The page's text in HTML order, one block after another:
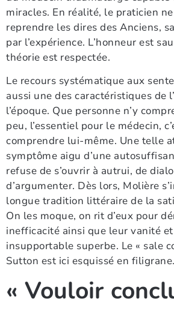
miracles. En réalité, le praticien
reprendre les dires des Anciens,
par l’expérience. L’honneur est
théorie est respectée.
Le recours systématique aux
aussi une des caractéristiques de
l’époque. Que personne n’y
peu, l’essentiel pour le médecin,
comprendre lui-même. Une telle
symptôme aigu d’une
refuse de s’ouvrir à autrui, de
d’argumenter. Dès lors, Molière
longue tradition littéraire de la
On les moque, on rit d’eux pour
inefficacité ainsi que leur vanité
insupportable superbe. Le « sale
Sutton est ici esquissé en filigrane.
« Vouloir